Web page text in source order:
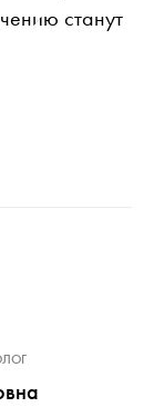
станут